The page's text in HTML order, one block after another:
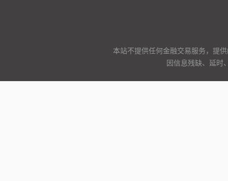
本站不提供任何金融交易服务，提
因信息残缺、延时